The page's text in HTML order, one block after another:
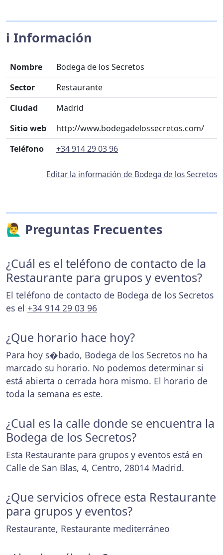
ℹ️ Información
Nombre
Bodega de los Secretos
Sector
Restaurante
Ciudad
Madrid
Sitio web
http://www.bodegadelossecretos.com/
Teléfono
+34 914 29 03 96
Editar la información de Bodega de los Secretos
🙋‍♂️ Preguntas Frecuentes
¿Cuál es el teléfono de contacto de la
Restaurante para grupos y eventos?
El teléfono de contacto de Bodega de los Secretos
es el +34 914 29 03 96
¿Que horario hace hoy?
Para hoy s�bado, Bodega de los Secretos no ha
marcado su horario. No podemos determinar si
está abierta o cerrada hora mismo. El horario de
toda la semana es este.
¿Cual es la calle donde se encuentra la
Bodega de los Secretos?
Esta Restaurante para grupos y eventos está en
Calle de San Blas, 4, Centro, 28014 Madrid.
¿Que servicios ofrece esta Restaurante
para grupos y eventos?
Restaurante, Restaurante mediterráneo